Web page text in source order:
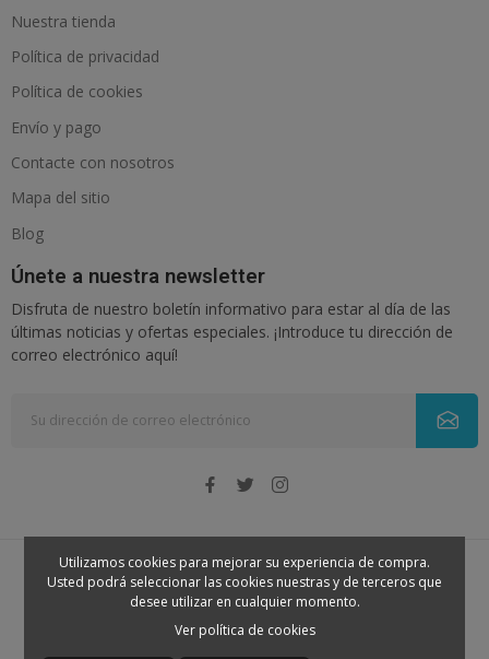
Nuestra tienda
Política de privacidad
Política de cookies
Envío y pago
Contacte con nosotros
Mapa del sitio
Blog
Únete a nuestra newsletter
Disfruta de nuestro boletín informativo para estar al día de las
últimas noticias y ofertas especiales. ¡Introduce tu dirección de
correo electrónico aquí!
© 2026 - Nenena. Todos los derechos reservados
Utilizamos cookies para mejorar su experiencia de compra.
Usted podrá seleccionar las cookies nuestras y de terceros que
desee utilizar en cualquier momento.
Ver política de cookies